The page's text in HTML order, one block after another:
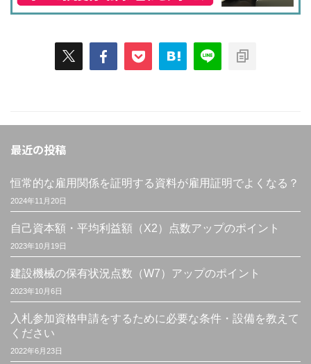
最近の投稿
恒常的な雇用関係を証明する資料が雇用証明でよくなる？
2024年11月20日
自己資本額・平均利益額（X2）点数アップのポイント
2023年10月19日
建設機械の保有状況点数（W7）アップのポイント
2023年10月6日
入札参加資格申請をするために必要な条件・設備を教えて
ください
2022年6月23日